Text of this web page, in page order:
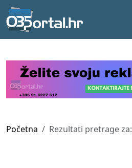
Početna Rezultati pretrage za: